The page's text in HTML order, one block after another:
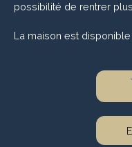
possibilité de rentrer
La maison est